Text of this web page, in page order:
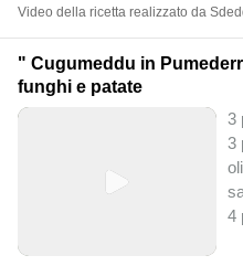
Video della ricetta realizzato da
" Cugumeddu in
funghi e patate
3
3
4